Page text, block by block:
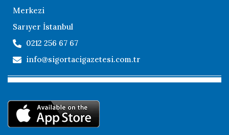
Merkezi
Sarıyer İstanbul
0212 256 67 67
info@sigortacigazetesi.com.tr